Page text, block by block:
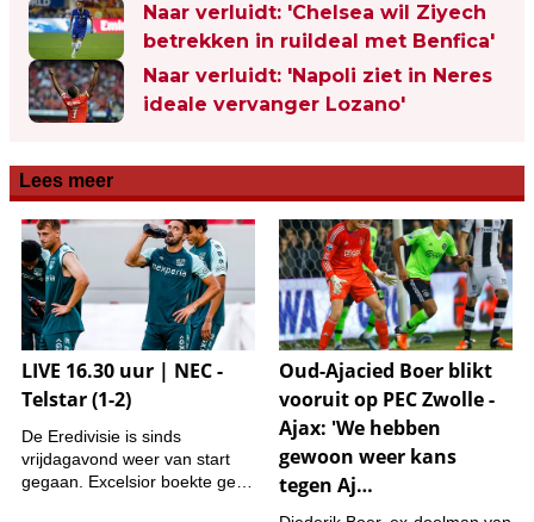
Naar verluidt: 'Chelsea wil Ziyech
betrekken in ruildeal met Benfica'
Naar verluidt: 'Napoli ziet in Neres
ideale vervanger Lozano'